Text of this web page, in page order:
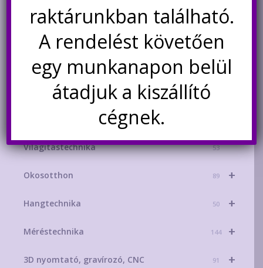
TERMÉK KATEGÓRIÁK
AKCIÓS TERMÉKEK
+
Mikrokontroller-technika 329
Áramforrások
Világítástechnika 53
+
Okosotthon 89
+
Hangtechnika 50
+
Méréstechnika 144
+
3D nyomtató, gravírozó, CNC 91
raktárunkban található.
A rendelést követően
egy munkanapon belül
átadjuk a kiszállító
cégnek.